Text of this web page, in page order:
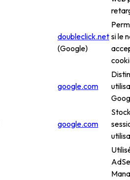
doubleclick.net
(Google)
si le
google.com
google.com